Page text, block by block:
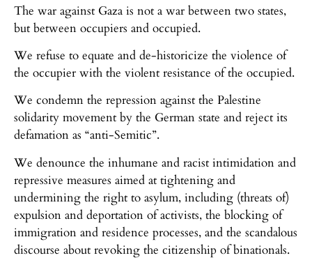
The war against Gaza is not a war between two states,
but between occupiers and occupied.
We refuse to equate and de-historicize the violence of
the occupier with the violent resistance of the occupied.
We condemn the repression against the Palestine
solidarity movement by the German state and reject its
defamation as “anti-Semitic”.
We denounce the inhumane and racist intimidation and
repressive measures aimed at tightening and
undermining the right to asylum, including (threats of)
expulsion and deportation of activists, the blocking of
immigration and residence processes, and the scandalous
discourse about revoking the citizenship of binationals.